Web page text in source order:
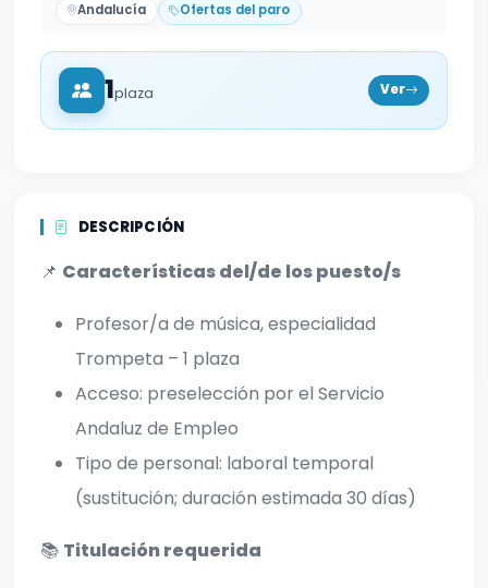
Andalucía Ofertas del paro
1plaza Ver
DESCRIPCIÓN
📌 Características del/de los puesto/s
Profesor/a de música, especialidad
Trompeta – 1 plaza
Acceso: preselección por el Servicio
Andaluz de Empleo
Tipo de personal: laboral temporal
(sustitución; duración estimada 30 días)
📚 Titulación requerida